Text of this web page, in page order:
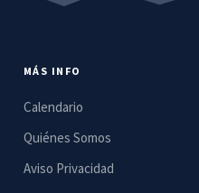
MÁS INFO
Calendario
Quiénes Somos
Aviso Privacidad